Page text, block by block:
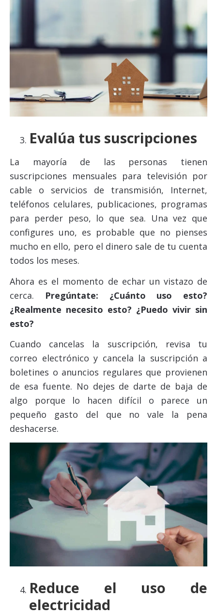
Evalúa tus suscripciones
La mayoría de las personas tienen
suscripciones mensuales para televisión por
cable o servicios de transmisión, Internet,
teléfonos celulares, publicaciones, programas
para perder peso, lo que sea. Una vez que
configures uno, es probable que no pienses
mucho en ello, pero el dinero sale de tu cuenta
todos los meses.
Ahora es el momento de echar un vistazo de
cerca. Pregúntate: ¿Cuánto uso esto?
¿Realmente necesito esto? ¿Puedo vivir sin
esto?
Cuando cancelas la suscripción, revisa tu
correo electrónico y cancela la suscripción a
boletines o anuncios regulares que provienen
de esa fuente. No dejes de darte de baja de
algo porque lo hacen difícil o parece un
pequeño gasto del que no vale la pena
deshacerse.
Reduce el uso de
electricidad